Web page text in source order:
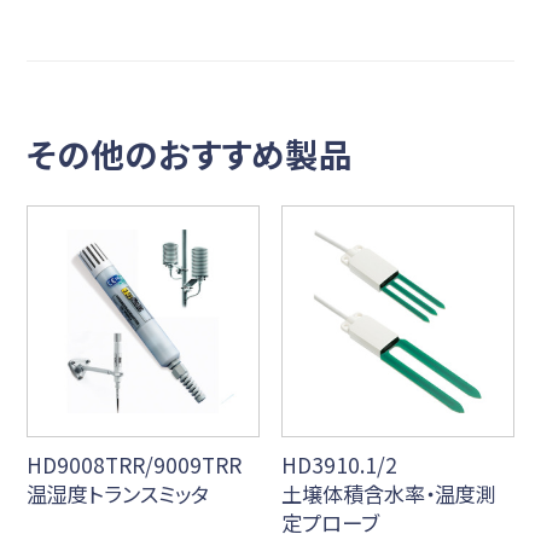
その他のおすすめ製品
HD9008TRR/9009TRR
温湿度トランスミッタ
HD3910.1/2
土壌体積含水率・温度測
定プローブ